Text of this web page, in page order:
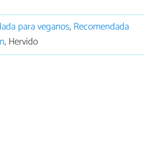
para veganos,Recomendada
, Hervido